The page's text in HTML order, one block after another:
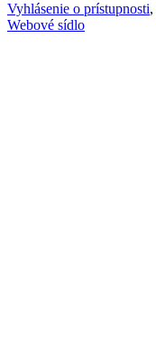
Vyhlásenie o prístupnosti,
Webové sídlo